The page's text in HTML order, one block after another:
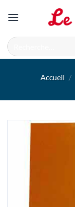
Recherche
pour :
Accueil /